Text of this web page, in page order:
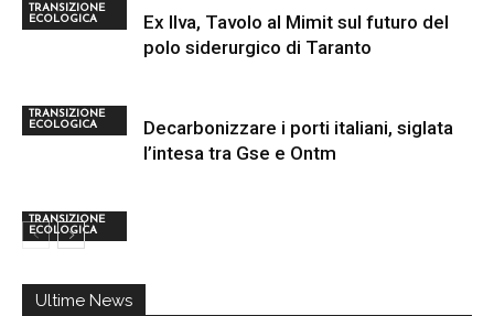
TRANSIZIONE
ECOLOGICA
TRANSIZIONE
ECOLOGICA
Ex Ilva, Tavolo al Mimit sul futuro del
polo siderurgico di Taranto
TRANSIZIONE
ECOLOGICA
Decarbonizzare i porti italiani, siglata
l’intesa tra Gse e Ontm
Ultime News